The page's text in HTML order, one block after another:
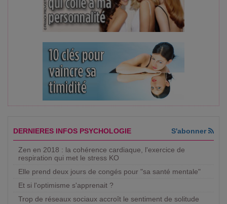
DERNIERES INFOS PSYCHOLOGIE S'abonner
Zen en 2018 : la cohérence cardiaque, l'exercice de
respiration qui met le stress KO
Elle prend deux jours de congés pour "sa santé mentale"
Et si l'optimisme s'apprenait ?
Trop de réseaux sociaux accroît le sentiment de solitude